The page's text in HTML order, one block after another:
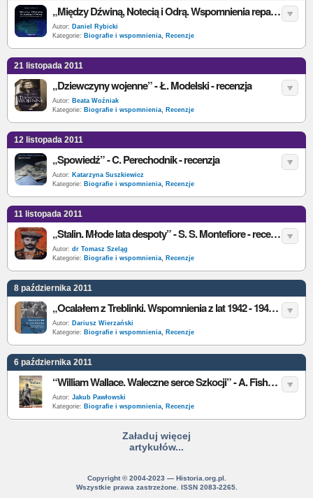
„Między Dźwiną, Notecią i Odrą. Wspomnienia repatrianta zza Bugu” - M. Minkiewicz - recenzja
Autor: Daniel Rybicki
Kategorie: Biografie i wspomnienia, Recenzje
21 listopada 2011
„Dziewczyny wojenne” - Ł. Modelski - recenzja
Autor: Beata Woźniak
Kategorie: Biografie i wspomnienia, Recenzje
12 listopada 2011
„Spowiedź” - C. Perechodnik - recenzja
Autor: Katarzyna Suszkiewicz
Kategorie: Biografie i wspomnienia, Recenzje
11 listopada 2011
„Stalin. Młode lata despoty” - S. S. Montefiore - recenzja
Autor: dr Tomasz Szeląg
Kategorie: Biografie i wspomnienia, Recenzje
8 października 2011
„Ocalałem z Treblinki. Wspomnienia z lat 1942 - 1943” - J. Rajchman - recenzja
Autor: Dariusz Wierzański
Kategorie: Biografie i wspomnienia, Recenzje
6 października 2011
“William Wallace. Waleczne serce Szkocji” - A. Fisher – recenzja
Autor: Jakub Pawłowski
Kategorie: Biografie i wspomnienia, Recenzje
Załaduj więcej
artykułów...
Copyright © 2004-2023 — Historia.org.pl.
Wszystkie prawa zastrzeżone. ISSN 2083-2265.